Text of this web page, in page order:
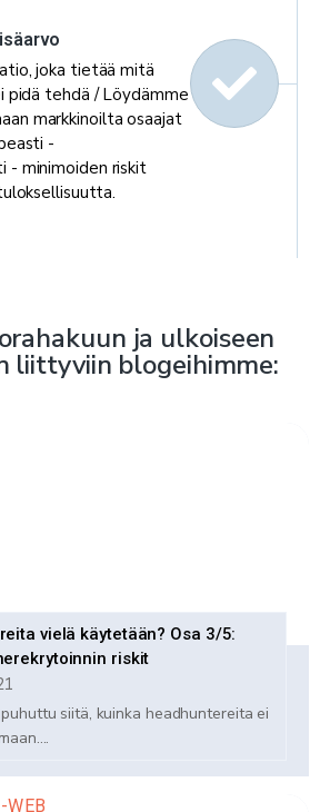
joka tietää mitä
pidä tehdä / Löydämme
markkinoilta osaajat
-
- minimoiden riskit
ja ulkoiseen
liittyviin blogeihimme:
vielä käytetään? Osa 3/5:
riskit
siitä, kuinka headhuntereita ei